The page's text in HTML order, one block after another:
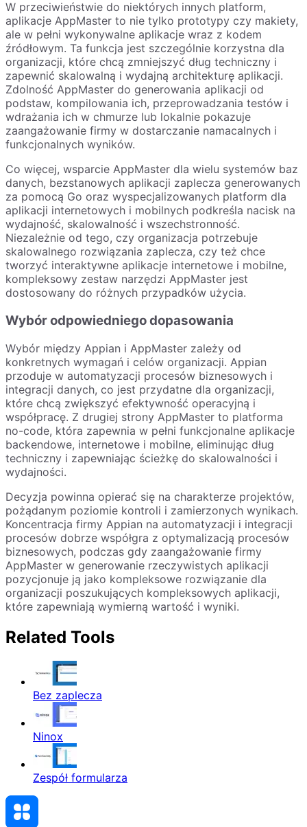
W przeciwieństwie do niektórych innych platform,
aplikacje AppMaster to nie tylko prototypy czy makiety,
ale w pełni wykonywalne aplikacje wraz z kodem
źródłowym. Ta funkcja jest szczególnie korzystna dla
organizacji, które chcą zmniejszyć dług techniczny i
zapewnić skalowalną i wydajną architekturę aplikacji.
Zdolność AppMaster do generowania aplikacji od
podstaw, kompilowania ich, przeprowadzania testów i
wdrażania ich w chmurze lub lokalnie pokazuje
zaangażowanie firmy w dostarczanie namacalnych i
funkcjonalnych wyników.
Co więcej, wsparcie AppMaster dla wielu systemów baz
danych, bezstanowych aplikacji zaplecza generowanych
za pomocą Go oraz wyspecjalizowanych platform dla
aplikacji internetowych i mobilnych podkreśla nacisk na
wydajność, skalowalność i wszechstronność.
Niezależnie od tego, czy organizacja potrzebuje
skalowalnego rozwiązania zaplecza, czy też chce
tworzyć interaktywne aplikacje internetowe i mobilne,
kompleksowy zestaw narzędzi AppMaster jest
dostosowany do różnych przypadków użycia.
Wybór odpowiedniego dopasowania
Wybór między Appian i AppMaster zależy od
konkretnych wymagań i celów organizacji. Appian
przoduje w automatyzacji procesów biznesowych i
integracji danych, co jest przydatne dla organizacji,
które chcą zwiększyć efektywność operacyjną i
współpracę. Z drugiej strony AppMaster to platforma
no-code, która zapewnia w pełni funkcjonalne aplikacje
backendowe, internetowe i mobilne, eliminując dług
techniczny i zapewniając ścieżkę do skalowalności i
wydajności.
Decyzja powinna opierać się na charakterze projektów,
pożądanym poziomie kontroli i zamierzonych wynikach.
Koncentracja firmy Appian na automatyzacji i integracji
procesów dobrze współgra z optymalizacją procesów
biznesowych, podczas gdy zaangażowanie firmy
AppMaster w generowanie rzeczywistych aplikacji
pozycjonuje ją jako kompleksowe rozwiązanie dla
organizacji poszukujących kompleksowych aplikacji,
które zapewniają wymierną wartość i wyniki.
Related Tools
Bez zaplecza
Ninox
Zespół formularza